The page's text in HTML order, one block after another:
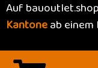
Auf bauoutlet.shop
Kantoneab